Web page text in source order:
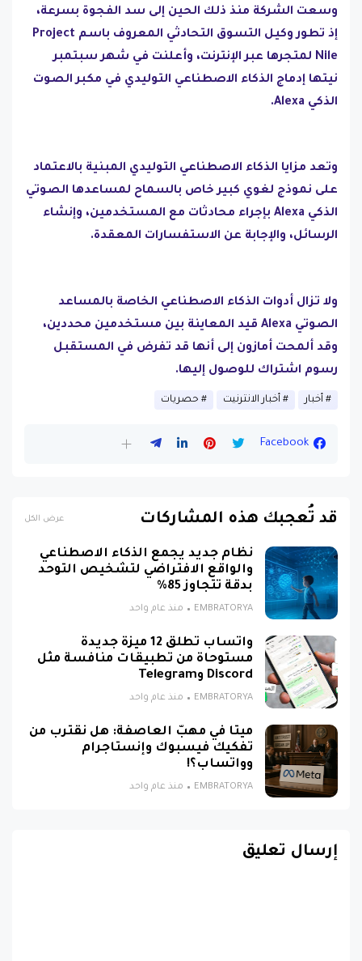
وسعت الشركة منذ ذلك الحين إلى سد الفجوة بسرعة،
إذ تطور وكيل التسوق التحادثي المعروف باسم Project
Nile لمتجرها عبر الإنترنت، وأعلنت في شهر سبتمبر
نيتها إدماج الذكاء الاصطناعي التوليدي في مكبر الصوت
الذكي Alexa.
وتعد مزايا الذكاء الاصطناعي التوليدي المبنية بالاعتماد
على نموذج لغوي كبير خاص بالسماح لمساعدها الصوتي
الذكي Alexa بإجراء محادثات مع المستخدمين، وإنشاء
الرسائل، والإجابة عن الاستفسارات المعقدة.
ولا تزال أدوات الذكاء الاصطناعي الخاصة بالمساعد
الصوتي Alexa قيد المعاينة بين مستخدمين محددين،
وقد ألمحت أمازون إلى أنها قد تفرض في المستقبل
رسوم اشتراك للوصول إليها.
أخبار أخبار الانترنيت حصريات
Facebook
قد تُعجبك هذه المشاركات عرض الكل
نظام جديد يجمع الذكاء الاصطناعي
والواقع الافتراضي لتشخيص التوحد
بدقة تتجاوز 85%
EMBRATORYA منذ عام واحد
واتساب تطلق 12 ميزة جديدة
مستوحاة من تطبيقات منافسة مثل
Discord وTelegram
EMBRATORYA منذ عام واحد
ميتا في مهبّ العاصفة: هل نقترب من
تفكيك فيسبوك وإنستاجرام
وواتساب؟!
EMBRATORYA منذ عام واحد
إرسال تعليق